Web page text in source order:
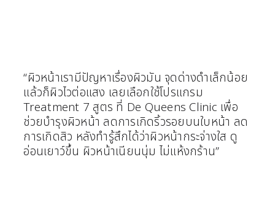
“ผิวหน้าเรามีปัญหาเรื่องผิวมัน จุดด่างดำเล็กน้อย
แล้วก็ผิวไวต่อแสง เลยเลือกใช้โปรแกรม
Treatment 7 สูตร ที่ De Queens Clinic เพื่อ
ช่วยบำรุงผิวหน้า ลดการเกิดริ้วรอยบนใบหน้า ลด
การเกิดสิว หลังทำรู้สึกได้ว่าผิวหน้ากระจ่างใส ดู
อ่อนเยาว์ขึ้น ผิวหน้าเนียนนุ่ม ไม่แห้งกร้าน”